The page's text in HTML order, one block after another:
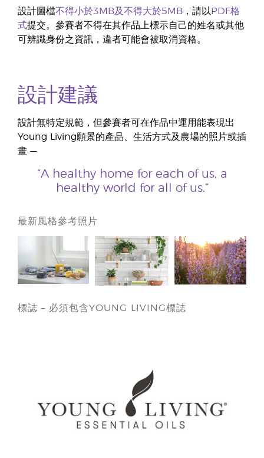
設計圖檔不得小於3MB及不得大於5MB ，請以 PDF格
式提交。參賽者不得在其作品上標示自己的姓名或其他
可辨識身份之資訊，違者可能會被取消資格。
設計建議
設計無特定規範，但參賽者可在作品中運用能表現出
Young Living願景的產品、生活方式及農場的照片或插
畫 —
“A healthy home for each of us, a
healthy world for all of us.”
最新風格參考照片
標誌 – 必須包含YOUNG LIVING標誌